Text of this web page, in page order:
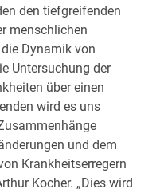
den tiefgreifenden
menschlichen
Dynamik von
Untersuchung der
über einen
wird es uns
und dem
Krankheitserregern
Kocher. „Dies wird